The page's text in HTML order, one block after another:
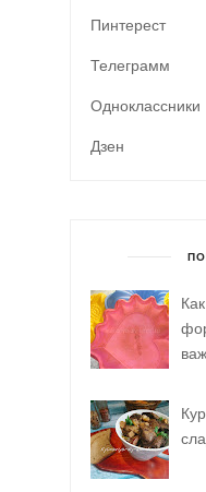
Пинтерест
Телеграмм
Одноклассники
Дзен